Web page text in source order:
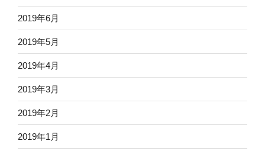
2019年6月
2019年5月
2019年4月
2019年3月
2019年2月
2019年1月